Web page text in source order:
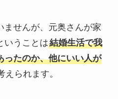
ませんが、元奥さんが家
いうことは結婚生活で我
ったのか、他にいい人が
えられます。